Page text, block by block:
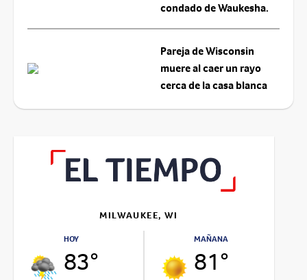
condado de Waukesha.
Pareja de Wisconsin
muere al caer un rayo
cerca de la casa blanca
MILWAUKEE, WI
HOY
83°
MAÑANA
81°